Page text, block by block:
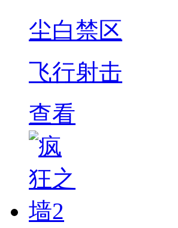
尘白禁区
飞行射击
查看